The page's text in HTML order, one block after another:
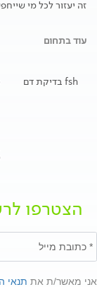
זה יעזור לכל מי
עוד בתחום
fsh בדיקת דם
הצטרפו
אני מאשר/ת את תנאי